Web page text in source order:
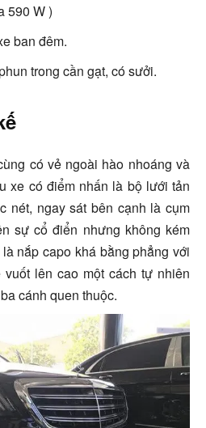
590 W )
ban đêm.
trong cần gạt, có sưởi.
có vẻ ngoài hào nhoáng và
xe có điểm nhấn là bộ lưới tản
nét, ngay sát bên cạnh là cụm
sự cổ điển nhưng không kém
nắp capo khá bằng phẳng với
lên cao một cách tự nhiên
cánh quen thuộc.